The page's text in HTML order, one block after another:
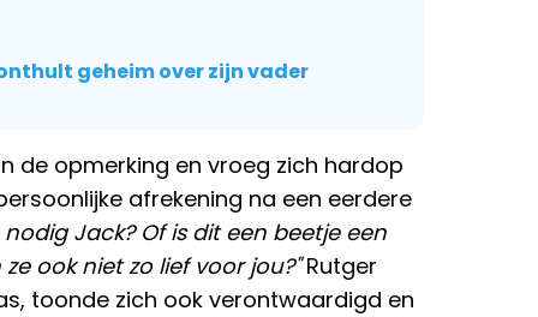
geheim over zijn vader
de opmerking en vroeg zich hardop
afrekening na een eerdere
Jack? Of is dit een beetje een
ook niet zo lief voor jou?"Rutger
toonde zich ook verontwaardigd en